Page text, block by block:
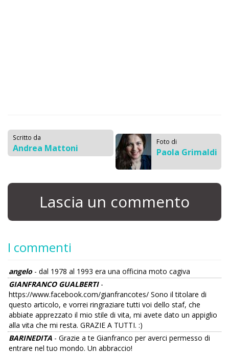
Scritto da
Andrea Mattoni
Foto di
Paola Grimaldi
Lascia un commento
I commenti
angelo- dal 1978 al 1993 era una officina moto cagiva
GIANFRANCO GUALBERTI-
https://www.facebook.com/gianfrancotes/ Sono il titolare di
questo articolo, e vorrei ringraziare tutti voi dello staf, che
abbiate apprezzato il mio stile di vita, mi avete dato un appiglio
alla vita che mi resta. GRAZIE A TUTTI. :)
BARINEDITA - Grazie a te Gianfranco per averci permesso di
entrare nel tuo mondo. Un abbraccio!